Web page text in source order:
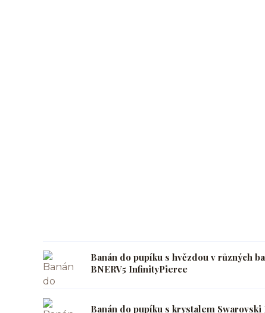
Banán do pupíku s hvězdou v různých
BNERV5 InfinityPierce
Banán do pupíku s krystalem